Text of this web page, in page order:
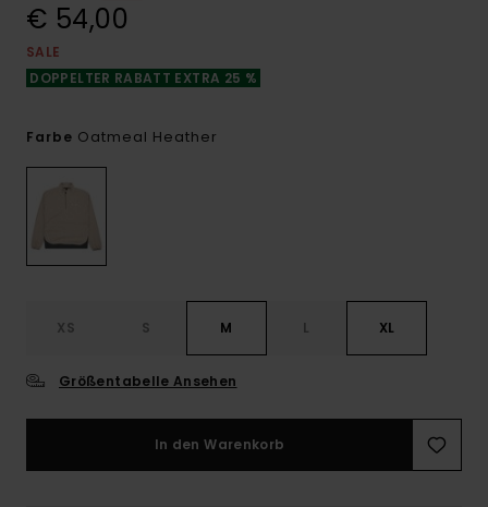
€ 54,00
SALE
DOPPELTER RABATT EXTRA 25 %
Farbe Oatmeal Heather
XS S M L XL
Größentabelle Ansehen
In den Warenkorb